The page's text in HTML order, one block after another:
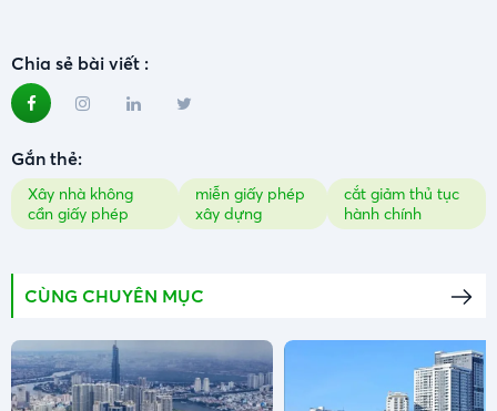
Chia sẻ bài viết :
Gắn thẻ:
Xây nhà không
cần giấy phép
miễn giấy phép
xây dựng
cắt giảm thủ tục
hành chính
CÙNG CHUYÊN MỤC